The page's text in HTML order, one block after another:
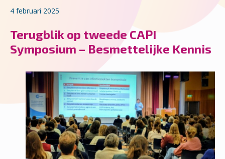
4 februari 2025
Terugblik op tweede CAPI
Symposium – Besmettelijke Kennis